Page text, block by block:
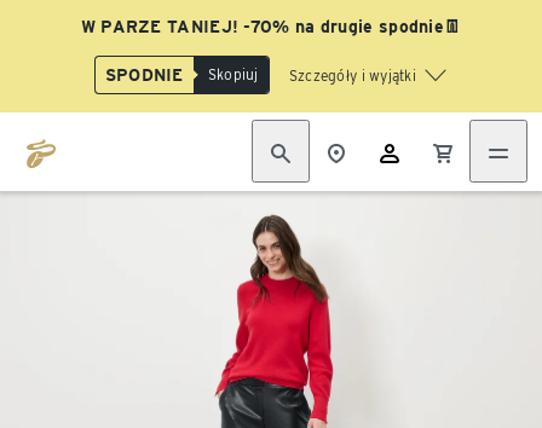
W PARZE TANIEJ! -70% na drugie spodnie👖
SPODNIE Skopiuj Szczegóły i wyjątki